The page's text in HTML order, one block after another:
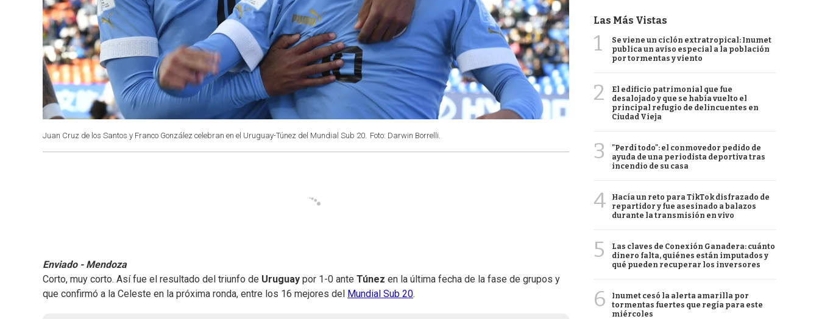
Juan Cruz de los Santos y Franco González celebran en el Uruguay-Túnez del Mundial Sub 20. Foto: Darwin Borrelli.
Enviado - Mendoza
Corto, muy corto. Así fue el resultado del triunfo de Uruguay por 1-0 ante Túnez en la última fecha de la fase de grupos y
que confirmó a la Celeste en la próxima ronda, entre los 16 mejores del
Mundial Sub 20.
Las Más Vistas
1
Se viene un ciclón extratropical: Inumet
publica un aviso especial a la población
por tormentas y viento
2
El edificio patrimonial que fue
desalojado y que se había vuelto el
principal refugio de delincuentes en
Ciudad Vieja
3
"Perdí todo": el conmovedor pedido de
ayuda de una periodista deportiva tras
incendio de su casa
4
Hacía un reto para TikTok disfrazado de
repartidor y fue asesinado a balazos
durante la transmisión en vivo
5
Las claves de Conexión Ganadera: cuánto
dinero falta, quiénes están imputados y
qué pueden recuperar los inversores
6
Inumet cesó la alerta amarilla por
tormentas fuertes que regía para este
miércoles